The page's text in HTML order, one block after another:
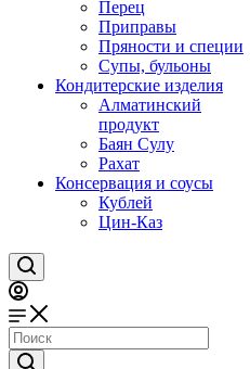
Перец
Приправы
Пряности и специи
Супы, бульоны
Кондитерские изделия
Алматинский
продукт
Баян Сулу
Рахат
Консервация и соусы
Кублей
Цин-Каз